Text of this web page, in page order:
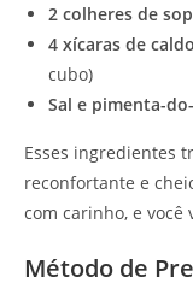
2 colheres de
4 xícaras de
cubo)
Sal e pimenta-
Esses ingredientes
reconfortante e
com carinho, e
Método de